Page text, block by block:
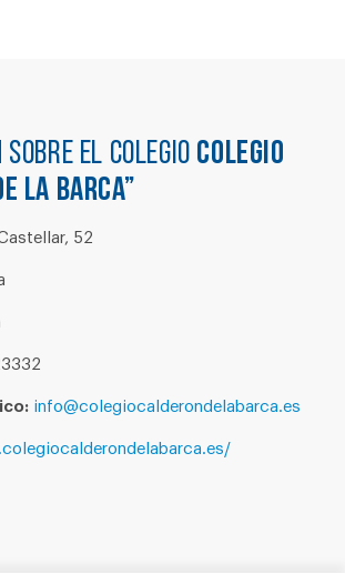
el colegio COLEGIO
LA BARCA”
52
info@colegiocalderondelabarca.es